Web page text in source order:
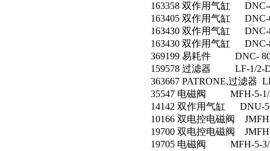
163358 双作用气缸 DNC-
163405 双作用气缸 DNC-
163430 双作用气缸 DNC-
163430 双作用气缸 DNC-
369199 易耗件 DNC-
159578 过滤器 LF-1/2-
363667 PATRONE,过滤器
35547 电磁阀 MFH-5-1/
14142 双作用气缸 DNU-
10166 双电控电磁阀
19700 双电控电磁阀
19705 电磁阀 MFH-5-3/